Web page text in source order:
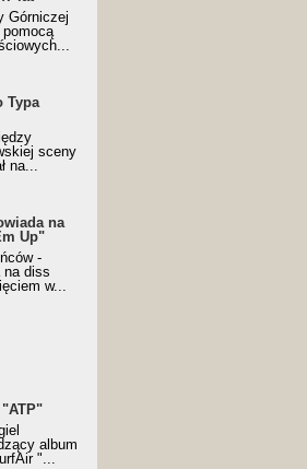
Górniczej
Typa
sceny
na...
na
Up"
-
na diss
w...
album
"...